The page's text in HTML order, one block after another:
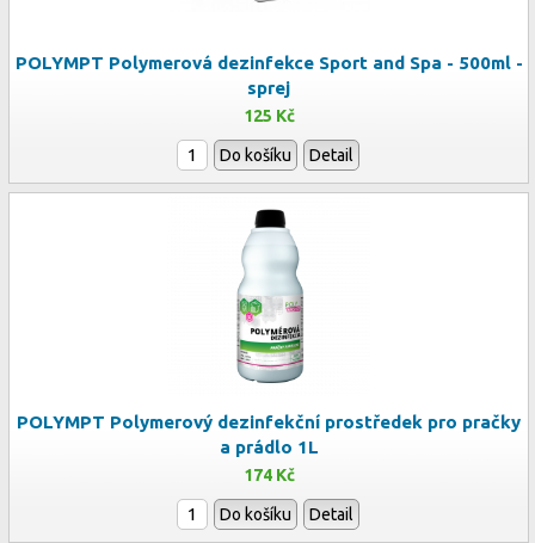
POLYMPT Polymerová dezinfekce Sport and Spa - 500ml -
sprej
125 Kč
Do košíku Detail
POLYMPT Polymerový dezinfekční prostředek pro pračky
a prádlo 1L
174 Kč
Do košíku Detail